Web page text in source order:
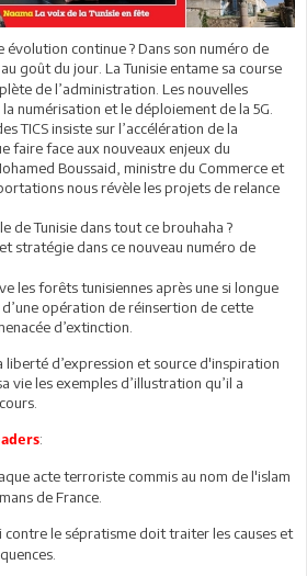
évolution continue ? Dans son numéro de
goût du jour. La Tunisie entame sa course
de l’administration. Les nouvelles
numérisation et le déploiement de la 5G.
TICS insiste sur l’accélération de la
faire face aux nouveaux enjeux du
Boussaid, ministre du Commerce et
nous révèle les projets de relance
de Tunisie dans tout ce brouhaha ?
stratégie dans ce nouveau numéro de
les forêts tunisiennes après une si longue
opération de réinsertion de cette
d’extinction.
liberté d’expression et source d'inspiration
vie les exemples d’illustration qu’il a
:
acte terroriste commis au nom de l'islam
de France.
contre le sépratisme doit traiter les causes et